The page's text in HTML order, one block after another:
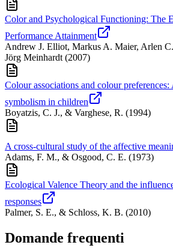
Color and Psychological Functioning: The
Performance Attainment
Andrew J. Elliot, Markus A. Maier, Arlen
Jörg Meinhardt (2007)
Colour associations and colour
symbolism in children
Boyatzis, C. J., & Varghese, R. (1994)
A cross-cultural study of the affective
Adams, F. M., & Osgood, C. E. (1973)
Ecological Valence Theory and the
responses
Palmer, S. E., & Schloss, K. B. (2010)
Domande frequenti